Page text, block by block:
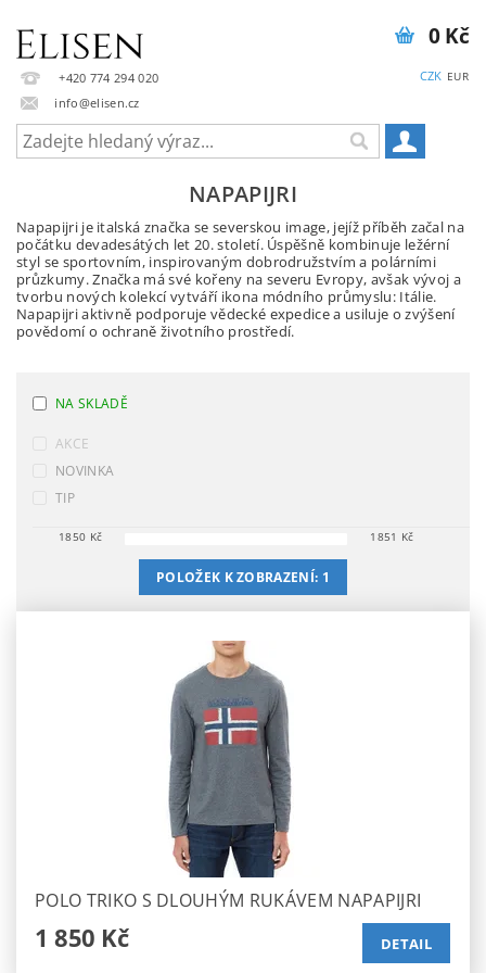
+420 774 294 020
info@elisen.cz
CZK EUR
0 Kč
NAPAPIJRI
Napapijri je italská značka se severskou image, jejíž příběh začal na
počátku devadesátých let 20. století. Úspěšně kombinuje ležérní
styl se sportovním, inspirovaným dobrodružstvím a polárními
průzkumy. Značka má své kořeny na severu Evropy, avšak vývoj a
tvorbu nových kolekcí vytváří ikona módního průmyslu: Itálie.
Napapijri aktivně podporuje vědecké expedice a usiluje o zvýšení
povědomí o ochraně životního prostředí.
NA SKLADĚ
AKCE
NOVINKA
TIP
1850 Kč 1851 Kč
POLOŽEK K ZOBRAZENÍ: 1
POLO TRIKO S DLOUHÝM RUKÁVEM NAPAPIJRI
1 850 Kč DETAIL